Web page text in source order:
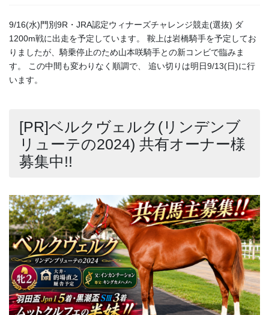
9/16(水)門別9R・JRA認定ウィナーズチャレンジ競走(選抜) ダ
1200m戦に出走を予定しています。 鞍上は岩橋騎手を予定してお
りましたが、騎乗停止のため山本咲騎手との新コンビで臨みま
す。 この中間も変わりなく順調で、 追い切りは明日9/13(日)に行
います。
[PR]ベルクヴェルク(リンデンブ
リューテの2024) 共有オーナー様
募集中!!